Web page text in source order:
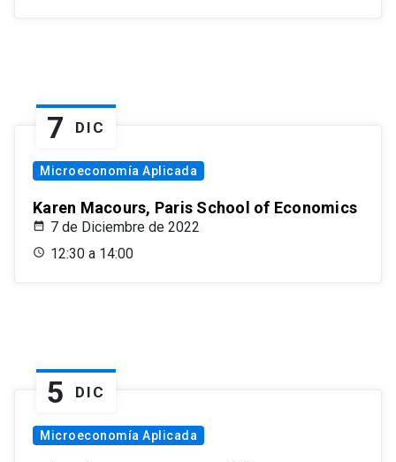
7 DIC
Microeconomía Aplicada
Karen Macours, Paris School of Economics
7 de Diciembre de 2022
12:30 a 14:00
5 DIC
Microeconomía Aplicada